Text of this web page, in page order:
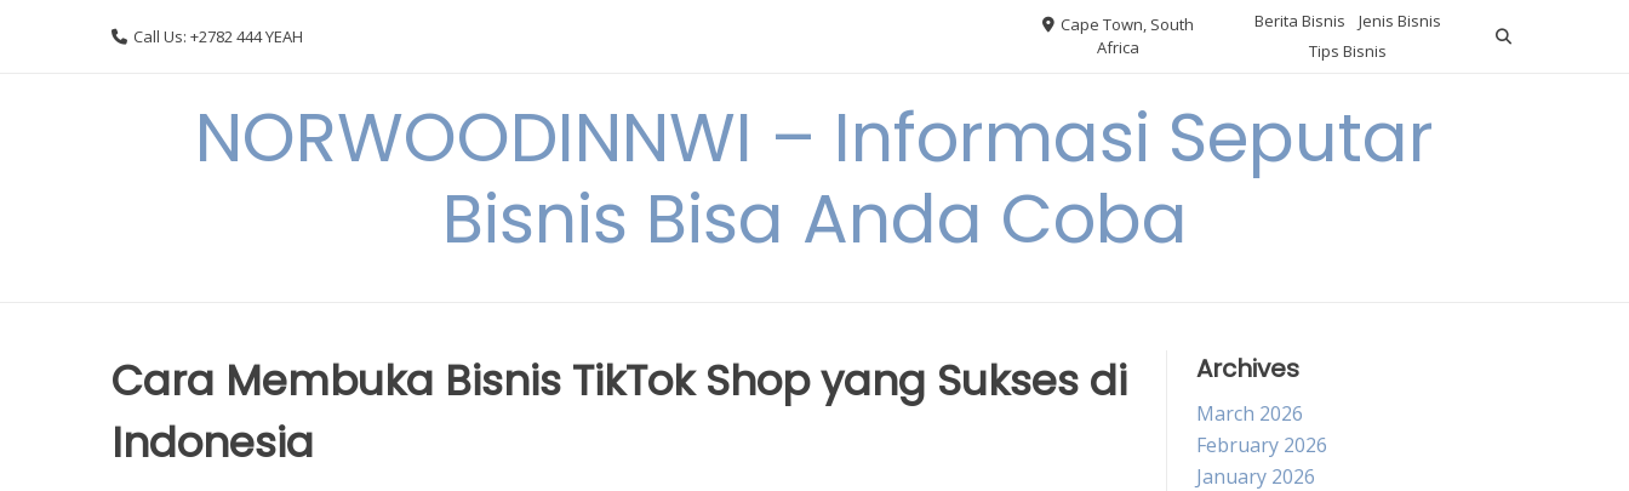
Call Us: +2782 444 YEAH
Cape Town, South
Africa
Berita Bisnis
Jenis Bisnis
Tips Bisnis
NORWOODINNWI – Informasi Seputar
Bisnis Bisa Anda Coba
Cara Membuka Bisnis TikTok Shop yang Sukses di
Indonesia
Archives
March 2026
February 2026
January 2026